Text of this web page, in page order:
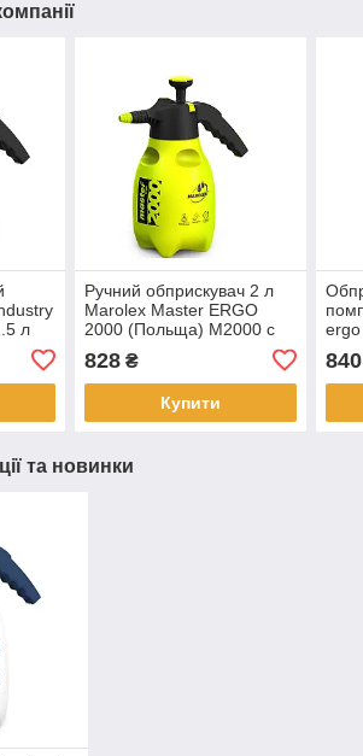
л
Ручний обприскувач 2 л
Marolex Master ERGO
2000 (Польща) M2000 с
828₴
Купити
840
та новинки